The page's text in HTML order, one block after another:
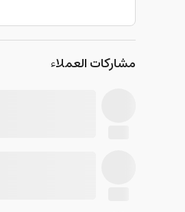
مشاركات العملاء